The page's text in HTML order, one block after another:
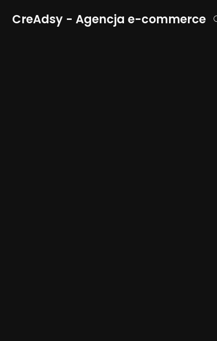
CreAdsy - Agencja e-commerce